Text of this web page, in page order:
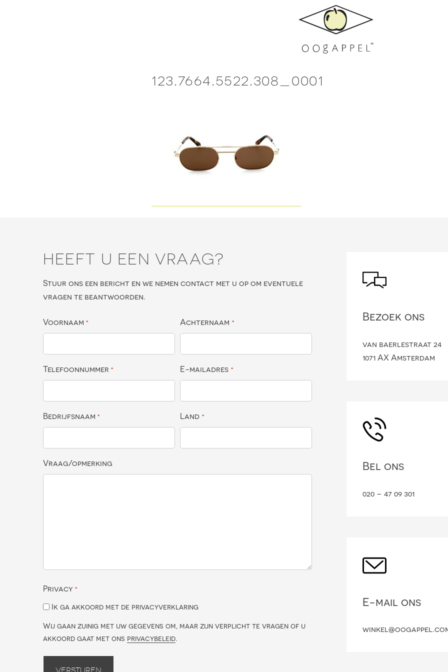
123.7664.5522.308_0001
HEEFT U EEN VRAAG?
Stuur ons een bericht en we nemen contact met u op om eventuele
vragen te beantwoorden.
Voornaam * Achternaam *
Telefoonnummer * E-mailadres *
Bedrijfsnaam * Land *
Vraag/opmerking
Privacy *
Ik ga akkoord met de privacyverklaring
Wij gaan zuinig met uw gegevens om, maar zijn verplicht te vragen of u
akkoord gaat met ons privacybeleid.
Bezoek ons
van baerlestraat 24
1071 AX Amsterdam
Bel ons
020 – 47 09 301
E-mail ons